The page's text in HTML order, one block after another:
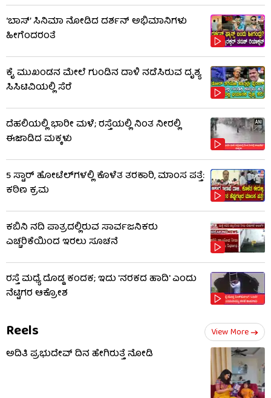
‘ಬಾಸ್’ ಸಿನಿಮಾ ನೋಡಿದ ದರ್ಶನ್ ಅಭಿಮಾನಿಗಳು
ಹೀಗೆಂದರಂತೆ
ಕೈ ಮುಖಂಡನ ಮೇಲೆ ಗುಂಡಿನ ದಾಳಿ ನಡೆಸಿರುವ ದೃಶ್ಯ
ಸಿಸಿಟಿವಿಯಲ್ಲಿ ಸೆರೆ
ದೆಹಲಿಯಲ್ಲಿ ಭಾರೀ ಮಳೆ; ರಸ್ತೆಯಲ್ಲಿ ನಿಂತ ನೀರಲ್ಲಿ
ಈಜಾಡಿದ ಮಕ್ಕಳು
5 ಸ್ಟಾರ್ ಹೋಟೆಲ್​​ಗಳಲ್ಲಿ ಕೊಳೆತ ತರಕಾರಿ, ಮಾಂಸ ಪತ್ತೆ:
ಕಠಿಣ ಕ್ರಮ
ಕಬಿನಿ ನದಿ ಪಾತ್ರದಲ್ಲಿರುವ ಸಾರ್ವಜನಿಕರು
ಎಚ್ಚರಿಕೆಯಿಂದ ಇರಲು ಸೂಚನೆ
ರಸ್ತೆ ಮಧ್ಯೆ ದೊಡ್ಡ ಕಂದಕ; ಇದು 'ನರಕದ ಹಾದಿ' ಎಂದು
ನೆಟ್ಟಿಗರ ಆಕ್ರೋಶ
Reels View More
ಅದಿತಿ ಪ್ರಭುದೇವ್ ದಿನ ಹೇಗಿರುತ್ತೆ ನೋಡಿ